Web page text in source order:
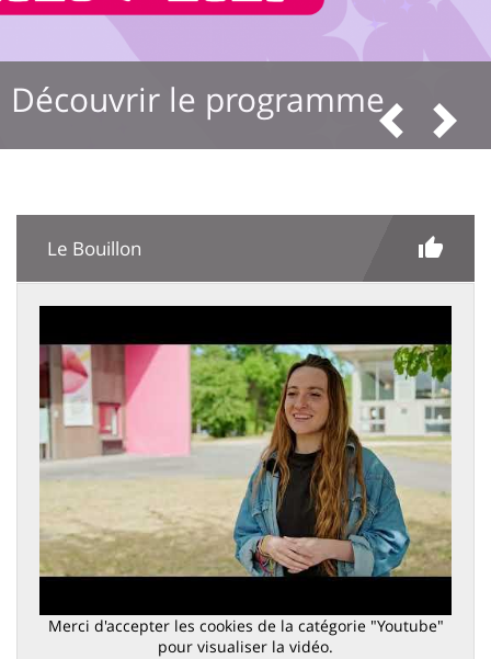
Découvrir le programme
Le Bouillon
Merci d'accepter les cookies de la catégorie "Youtube"
pour visualiser la vidéo.